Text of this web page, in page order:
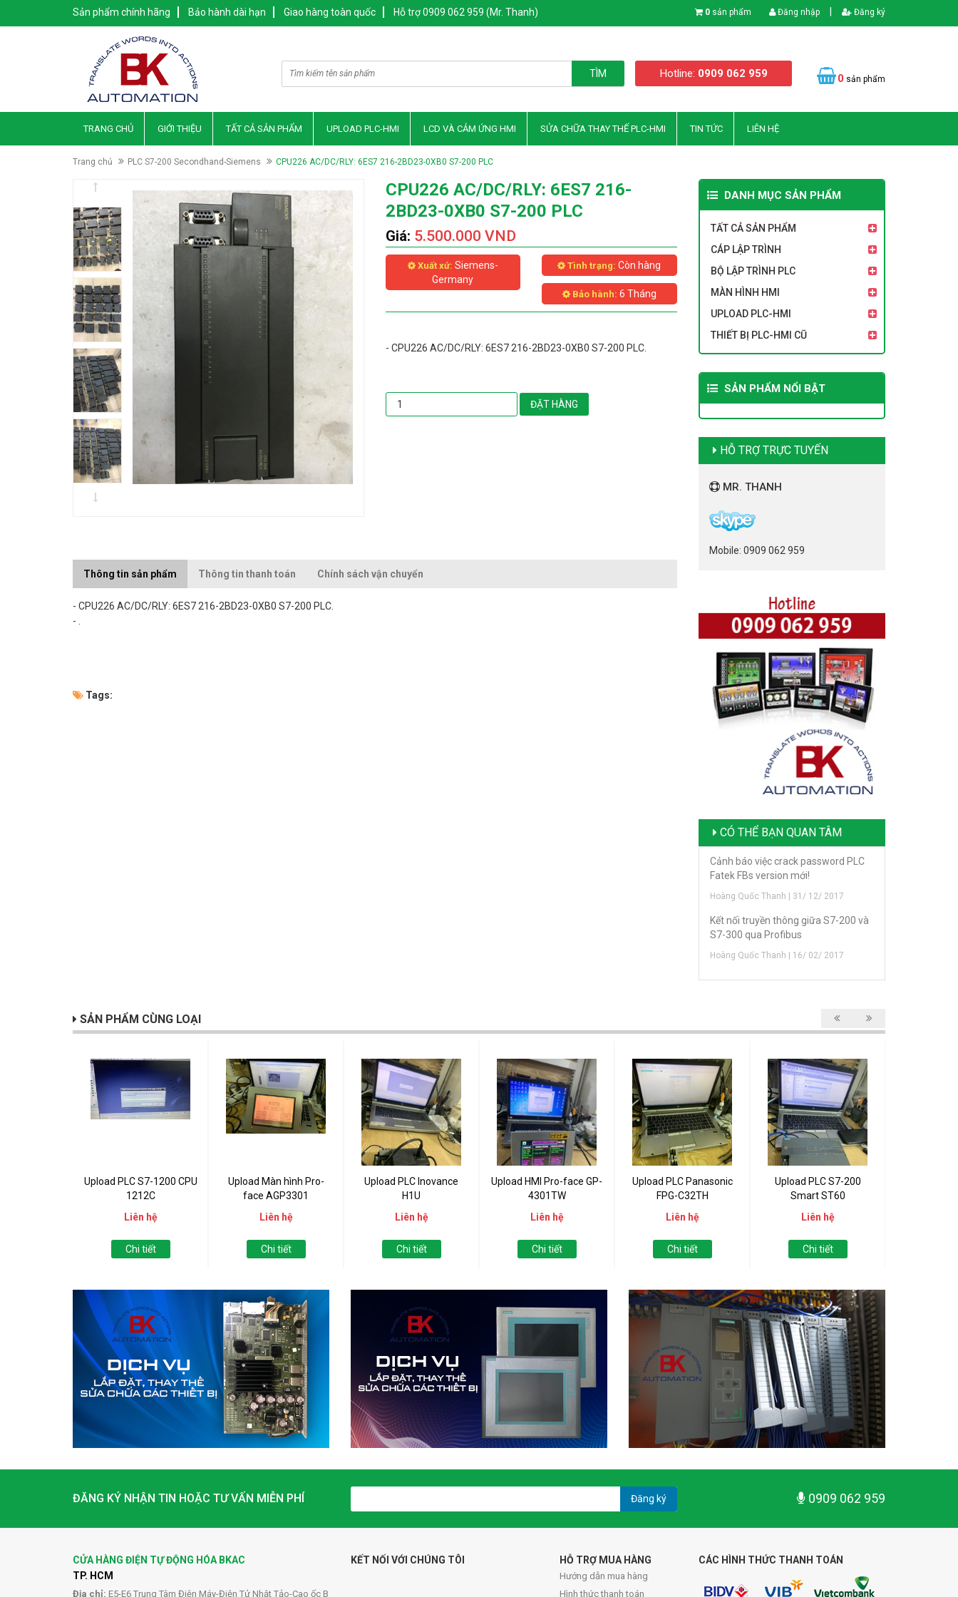
Sản phẩm chính hãng Bảo hành dài hạn Giao hàng toàn quốc Hỗ trợ 0909 062 959 (Mr. Thanh) 0 sản phẩm Đăng nhập Đăng ký
TÌM Hotline: 0909 062 959 0 sản phẩm
TRANG CHỦ GIỚI THIỆU TẤT CẢ SẢN PHẨM UPLOAD PLC-HMI LCD VÀ CẢM ỨNG HMI SỬA CHỮA THAY THẾ PLC-HMI TIN TỨC LIÊN HỆ
Trang chủ PLC S7-200 Secondhand-Siemens CPU226 AC/DC/RLY: 6ES7 216-2BD23-0XB0 S7-200 PLC
CPU226 AC/DC/RLY: 6ES7 216-
2BD23-0XB0 S7-200 PLC
Giá: 5.500.000 VND
Xuất xứ: Siemens-
Germany
Tình trạng: Còn hàng
Bảo hành: 6 Tháng
- CPU226 AC/DC/RLY: 6ES7 216-2BD23-0XB0 S7-200 PLC.
ĐẶT HÀNG
Thông tin sản phẩm Thông tin thanh toán Chính sách vận chuyển
- CPU226 AC/DC/RLY: 6ES7 216-2BD23-0XB0 S7-200 PLC.
- .
Tags:
DANH MỤC SẢN PHẨM
TẤT CẢ SẢN PHẨM
CÁP LẬP TRÌNH
BỘ LẬP TRÌNH PLC
MÀN HÌNH HMI
UPLOAD PLC-HMI
THIẾT BỊ PLC-HMI CŨ
SẢN PHẨM NỔI BẬT
HỖ TRỢ TRỰC TUYẾN
MR. THANH
Mobile: 0909 062 959
CÓ THỂ BẠN QUAN TÂM
Cảnh báo việc crack password PLC
Fatek FBs version mới!
Hoàng Quốc Thanh | 31/ 12/ 2017
Kết nối truyền thông giữa S7-200 và
S7-300 qua Profibus
Hoàng Quốc Thanh | 16/ 02/ 2017
SẢN PHẨM CÙNG LOẠI
Upload PLC S7-1200 CPU
1212C
Liên hệ
Chi tiết
Upload Màn hình Pro-
face AGP3301
Liên hệ
Chi tiết
Upload PLC Inovance
H1U
Liên hệ
Chi tiết
Upload HMI Pro-face GP-
4301TW
Liên hệ
Chi tiết
Upload PLC Panasonic
FPG-C32TH
Liên hệ
Chi tiết
Upload PLC S7-200
Smart ST60
Liên hệ
Chi tiết
ĐĂNG KÝ NHẬN TIN HOẶC TƯ VẤN MIỄN PHÍ Đăng ký 0909 062 959
CỬA HÀNG ĐIỆN TỰ ĐỘNG HÓA BKAC
TP. HCM
Địa chỉ: E5-E6 Trung Tâm Điện Máy-Điện Tử Nhật Tảo-Cao ốc B
KẾT NỐI VỚI CHÚNG TÔI HỖ TRỢ MUA HÀNG
Hướng dẫn mua hàng
Hình thức thanh toán
CÁC HÌNH THỨC THANH TOÁN